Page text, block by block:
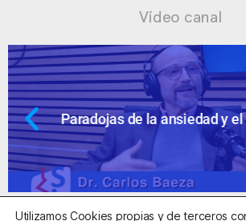
Vídeo canal
Ansiedad: supuestos
Utilizamos Cookies propias y de terceros